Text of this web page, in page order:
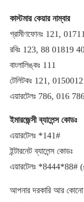
কাস্টমার কেয়ার নাম্বার
গ্রামীণফোনঃ 121,
রবিঃ 123, 88 01819
বাংলালিঙ্কঃ 111
টেলিটকঃ 121,
এয়ারটেলঃ 786, 016
ইমারজেন্সী ব্যালেন্স কোডঃ
এয়ারটেলঃ *141#
ইন্টারনেট ব্যালেন্স কোডঃ
এয়ারটেলঃ *8444*88#
আপনার দরকারি আর